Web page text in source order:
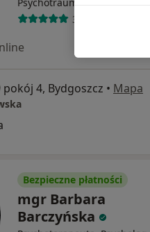
30 opinii
4, Bydgoszcz • Mapa
Bezpieczne płatności
mgr Barbara
Barczyńska